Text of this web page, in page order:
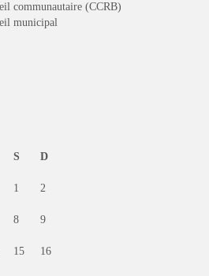
communautaire (CCRB)
municipal
S D
1 2
8 9
15 16